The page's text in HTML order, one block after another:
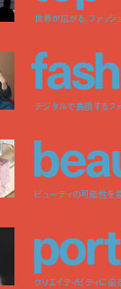
世界が広がる、ファッシ
fash
デジタルで表現するフ
bea
ビューティの可能性を
port
クリエイティビティに迫